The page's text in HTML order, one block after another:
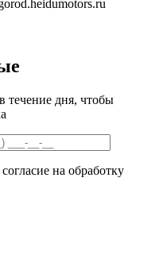
течение дня, чтобы
на обработку